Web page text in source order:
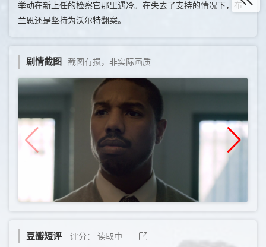
举动在新上任的检察官那里遇冷。在失去了支持的情况下，布
兰恩还是坚持为沃尔特翻案。
剧情截图 截图有损，非实际画质
豆瓣短评 评分： 读取中...